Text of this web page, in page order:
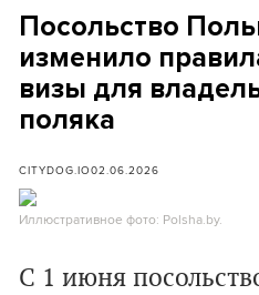
Посольство
изменило
визы для
поляка
CITYDOG.IO02.06.2026
Иллюстративное фото: Polsha.by.
С 1 июня